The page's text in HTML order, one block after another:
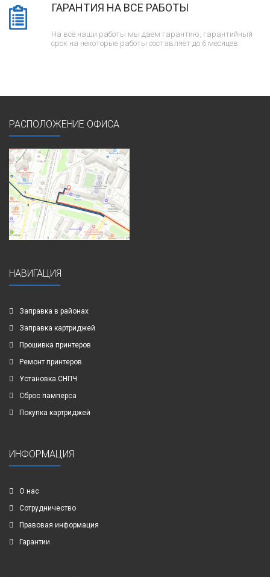
ГАРАНТИЯ НА ВСЕ РАБОТЫ
На все наши работы мы даем гарантию, гарантийный
срок на некоторые работы составляет до 6 месяцев.
РАСПОЛОЖЕНИЕ ОФИСА
НАВИГАЦИЯ
Заправка в районах
Заправка картриджей
Прошивка принтеров
Ремонт принтеров
Установка СНПЧ
Сброс памперса
Покупка картриджей
ИНФОРМАЦИЯ
О нас
Сотрудничество
Правовая информация
Гарантии